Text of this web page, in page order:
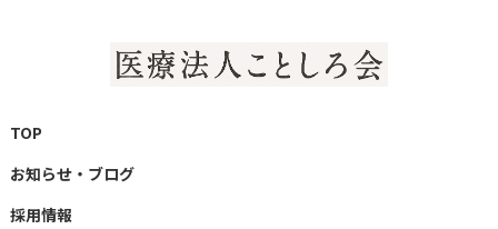
TOP
お知らせ・ブログ
採用情報